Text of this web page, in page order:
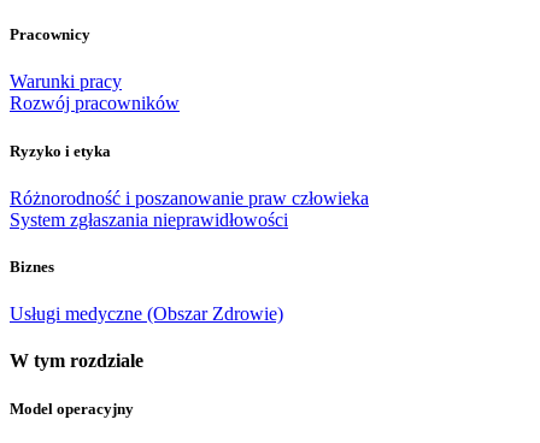
Pracownicy
Warunki pracy
Rozwój pracowników
Ryzyko i etyka
Różnorodność i poszanowanie praw człowieka
System zgłaszania nieprawidłowości
Biznes
Usługi medyczne (Obszar Zdrowie)
W tym rozdziale
Model operacyjny